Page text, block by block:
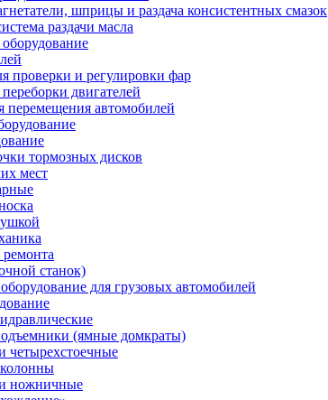
шприцы и раздача консистентных смазок
раздачи масла
проверки и регулировки фар
двигателей
перемещения автомобилей
тормозных дисков
мест
ремонта
станок)
для грузовых автомобилей
(ямные домкраты)
четырехстоечные
ножничные